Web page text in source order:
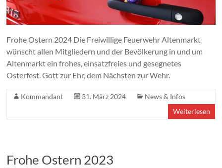
Frohe Ostern 2024 Die Freiwillige Feuerwehr Altenmarkt
wünscht allen Mitgliedern und der Bevölkerung in und um
Altenmarkt ein frohes, einsatzfreies und gesegnetes
Osterfest. Gott zur Ehr, dem Nächsten zur Wehr.
Kommandant 31. März 2024
News & Infos
Weiterlesen
Frohe Ostern 2023